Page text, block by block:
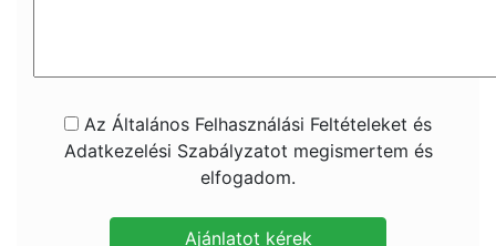
Az Általános Felhasználási Feltételeket és
Adatkezelési Szabályzatot megismertem és
elfogadom.